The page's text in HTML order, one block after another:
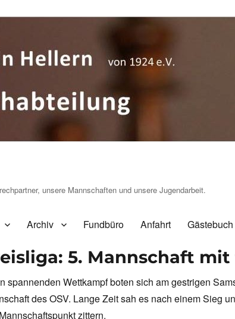
unsere Mannschaften und unsere Jugendarbeit.
Archiv Fundbüro Anfahrt Gästebuch
5. Mannschaft
spannenden Wettkampf boten sich am gestrigen
des OSV. Lange Zeit sah es nach einem Sieg
zittern.